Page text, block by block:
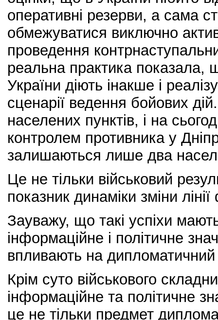
оперативні резерви, а сама
обмежуватися виключно
проведення
реальна практика
України діють інакше і
сценарії ведення бойових
населених пунктів, і на
контролем противника у
залишаються лише два
Це не тільки військовий
показник динаміки зміни
Зауважу, що такі успіхи
інформаційне і політичне
впливають на дипломатичний
Крім суто військового
інформаційне та політичне
це не тільки предмет